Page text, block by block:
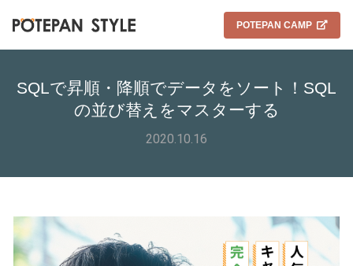
POTEPAN CAMP
SQLで昇順・降順でデータをソート！SQL
の並び替えをマスターする
2020.10.16